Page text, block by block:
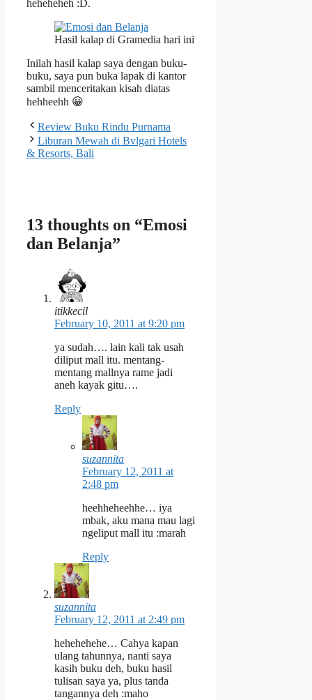
heheheheh :D.
Hasil kalap di Gramedia hari ini
Inilah hasil kalap saya dengan buku-
buku, saya pun buka lapak di kantor
sambil menceritakan kisah diatas
hehheehh 😀
Review Buku Rindu Purnama
Liburan Mewah di Bvlgari Hotels
& Resorts, Bali
13 thoughts on “Emosi
dan Belanja”
itikkecil
February 10, 2011 at 9:20 pm
ya sudah…. lain kali tak usah
diliput mall itu. mentang-
mentang mallnya rame jadi
aneh kayak gitu….
Reply
suzannita
February 12, 2011 at
2:48 pm
heehheheehhe… iya
mbak, aku mana mau lagi
ngeliput mall itu :marah
Reply
suzannita
February 12, 2011 at 2:49 pm
hehehehehe… Cahya kapan
ulang tahunnya, nanti saya
kasih buku deh, buku hasil
tulisan saya ya, plus tanda
tangannya deh :maho